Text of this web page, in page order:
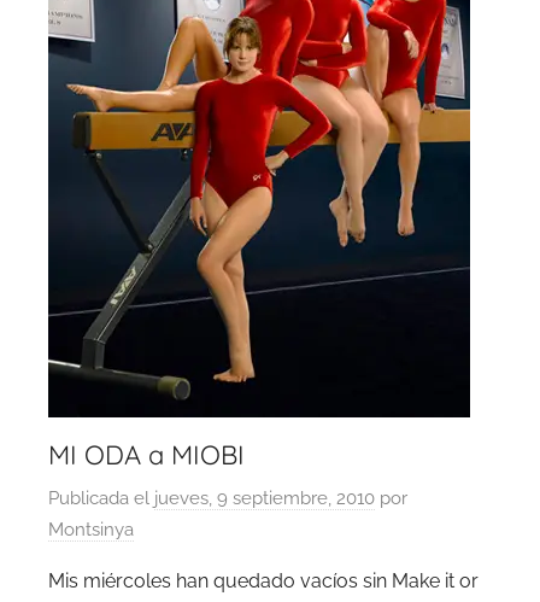
MI ODA a MIOBI
Publicada el jueves, 9 septiembre, 2010 por
Montsinya
Mis miércoles han quedado vacíos sin Make it or